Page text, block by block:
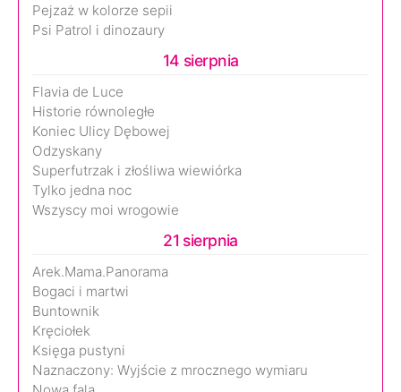
Pejzaż w kolorze sepii
Psi Patrol i dinozaury
14 sierpnia
Flavia de Luce
Historie równoległe
Koniec Ulicy Dębowej
Odzyskany
Superfutrzak i złośliwa wiewiórka
Tylko jedna noc
Wszyscy moi wrogowie
21 sierpnia
Arek.Mama.Panorama
Bogaci i martwi
Buntownik
Kręciołek
Księga pustyni
Naznaczony: Wyjście z mrocznego wymiaru